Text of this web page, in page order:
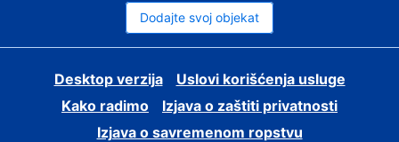
Dodajte svoj objekat
Desktop verzija
Uslovi korišćenja usluge
Kako radimo
Izjava o zaštiti privatnosti
Izjava o savremenom ropstvu